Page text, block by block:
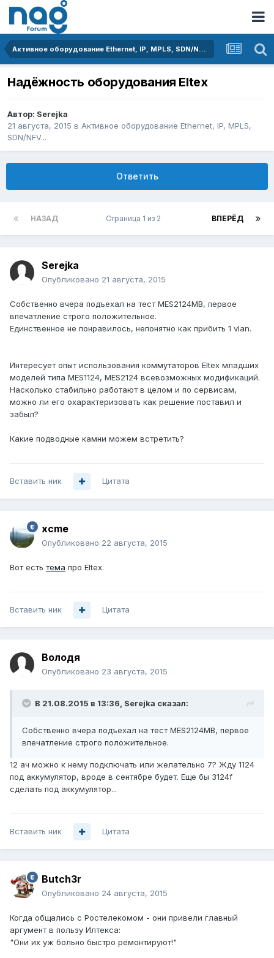
Активное оборудование Ethernet, IP, MPLS, SDN/NFV...
Надёжность оборудования Eltex
Автор: Serejka
21 августа, 2015 в Активное оборудование Ethernet, IP, MPLS,
SDN/NFV...
Ответить
НАЗАД ВПЕРЁД
Страница 1 из 2
Serejka
Опубликовано 21 августа, 2015
Собственно вчера подъехал на тест MES2124MB, первое
впечатление строго положительное.
Единственное не понравилось, непонятно как прибить 1 vlan.
Интересует опыт использования коммутаторов Eltex младших
моделей типа MES1124, MES2124 всевозможных модификаций.
Насколько стабильно работают в целом и по сервисам,
можно ли его охарактеризовать как решение поставил и
забыл?
Какие подводные камни можем встретить?
Вставить ник Цитата
xcme
Опубликовано 22 августа, 2015
Вот есть тема про Eltex.
Вставить ник Цитата
Володя
Опубликовано 23 августа, 2015
В 21.08.2015 в 13:36, Serejka сказал:
Собственно вчера подъехал на тест MES2124MB, первое
впечатление строго положительное.
12 ач можно к нему подключать или желательно 7? Жду 1124
под аккумулятор, вроде в сентябре будет. Еще бы 3124f
сделать под аккумулятор...
Вставить ник Цитата
Butch3r
Опубликовано 24 августа, 2015
Когда общались с Ростелекомом - они привели главный
аргумент в пользу Илтекса:
"Они их уж больно быстро ремонтируют!"